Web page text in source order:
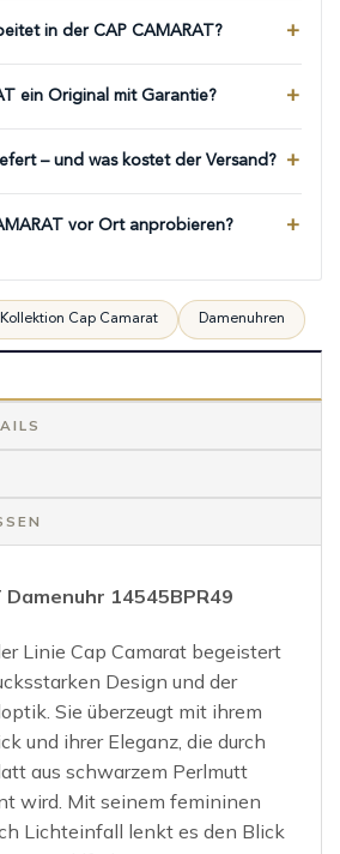
in der CAP CAMARAT?
ein Original mit Garantie?
– und was kostet der Versand?
vor Ort anprobieren?
Kollektion Cap Camarat Damenuhren
Damenuhr 14545BPR49
Linie Cap Camarat begeistert
Design und der
Sie überzeugt mit ihrem
und ihrer Eleganz, die durch
aus schwarzem Perlmutt
wird. Mit seinem femininen
Lichteinfall lenkt es den Blick